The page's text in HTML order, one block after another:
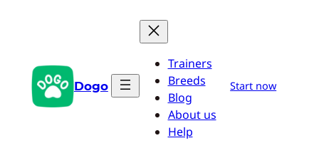
Dogo
Trainers
Breeds
Blog
About us
Help
Start now